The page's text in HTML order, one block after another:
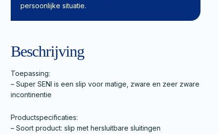
persoonlijke situatie.
Beschrijving
Toepassing:
– Super SENI is een slip voor matige, zware en zeer zware
incontinentie
Productspecificaties:
– Soort product: slip met hersluitbare sluitingen